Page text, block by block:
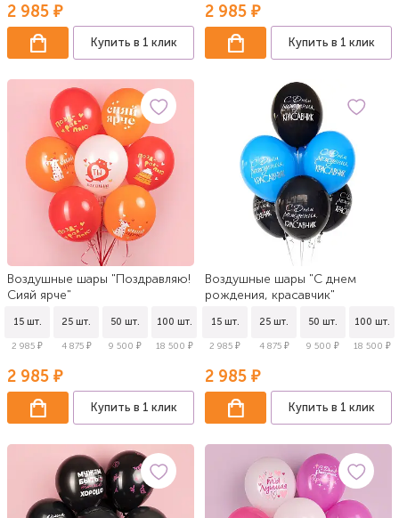
2 985 ₽
Купить в 1 клик
2 985 ₽
Купить в 1 клик
Воздушные шары "Поздравляю!
Сияй ярче"
15 шт.
2 985 ₽
25 шт.
4 875 ₽
50 шт.
9 500 ₽
100 шт.
18 500 ₽
2 985 ₽
Купить в 1 клик
Воздушные шары "С днем
рождения, красавчик"
15 шт.
2 985 ₽
25 шт.
4 875 ₽
50 шт.
9 500 ₽
100 шт.
18 500 ₽
2 985 ₽
Купить в 1 клик